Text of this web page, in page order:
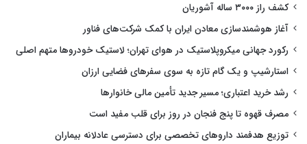
کشف راز ۳۰۰۰ ساله آشوریان
آغاز هوشمندسازی معادن ایران با کمک شرکت‌های فناور
رکورد جهانی میکروپلاستیک در هوای تهران؛ لاستیک خودروها متهم اصلی
استارشیپ و یک گام تازه به سوی سفرهای فضایی ارزان
رشد خرید اعتباری؛ مسیر جدید تأمین مالی خانوارها
مصرف قهوه تا پنج فنجان در روز برای قلب مفید است
توزیع هدفمند داروهای تخصصی برای دسترسی عادلانه بیماران